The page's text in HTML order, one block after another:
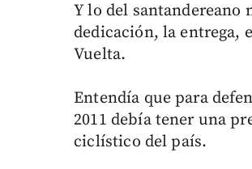
Y lo del santandereano
dedicación, la entrega,
Vuelta.
Entendía que para
2011 debía tener una
ciclístico del país.